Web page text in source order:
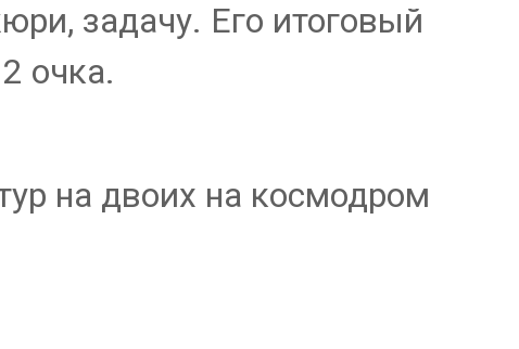
задачу. Его итоговый
очка.
на двоих на космодром